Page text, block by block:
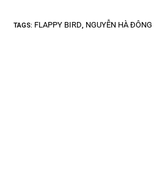
TAGS: FLAPPY BIRD, NGUYỄN HÀ ĐÔNG